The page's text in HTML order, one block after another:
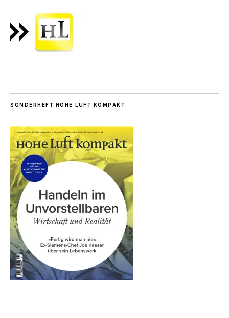
SONDERHEFT HOHE LUFT KOMPAKT